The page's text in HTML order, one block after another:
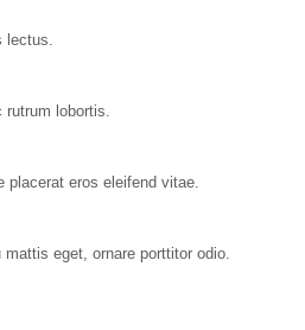
lectus.
rutrum lobortis.
placerat eros eleifend vitae.
eget, ornare porttitor odio.